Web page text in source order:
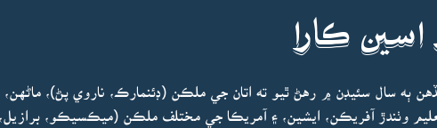
ڪارا
ٻه سال سئيڊن ۾ رهڻ ٿيو ته اتان جي ملڪن (ڊئنمارڪ، ناروي پڻ)، ماڻهن،
وٺندڙ آفريڪن، ايشين، ۽ آمريڪا جي مختلف ملڪن (ميڪسيڪو، برازيل،